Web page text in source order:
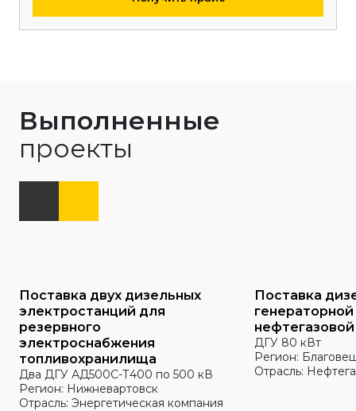
Выполненные
проекты
Поставка двух дизельных
электростанций для
резервного
электроснабжения
топливохранилища
Два ДГУ АД500С-Т400 по 500 кВ
Регион: Нижневартовск
Отрасль: Энергетическая компания
Поставка
ДГУ 80 кВт
Регион:
Отрасль: